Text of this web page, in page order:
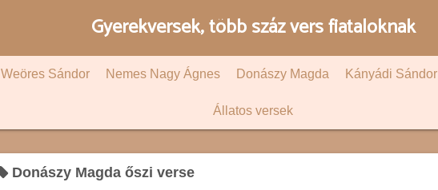
Gyerekversek, több száz vers fiataloknak
Weöres Sándor Nemes Nagy Ágnes Donászy Magda Kányádi Sándor
Állatos versek
Donászy Magda őszi verse